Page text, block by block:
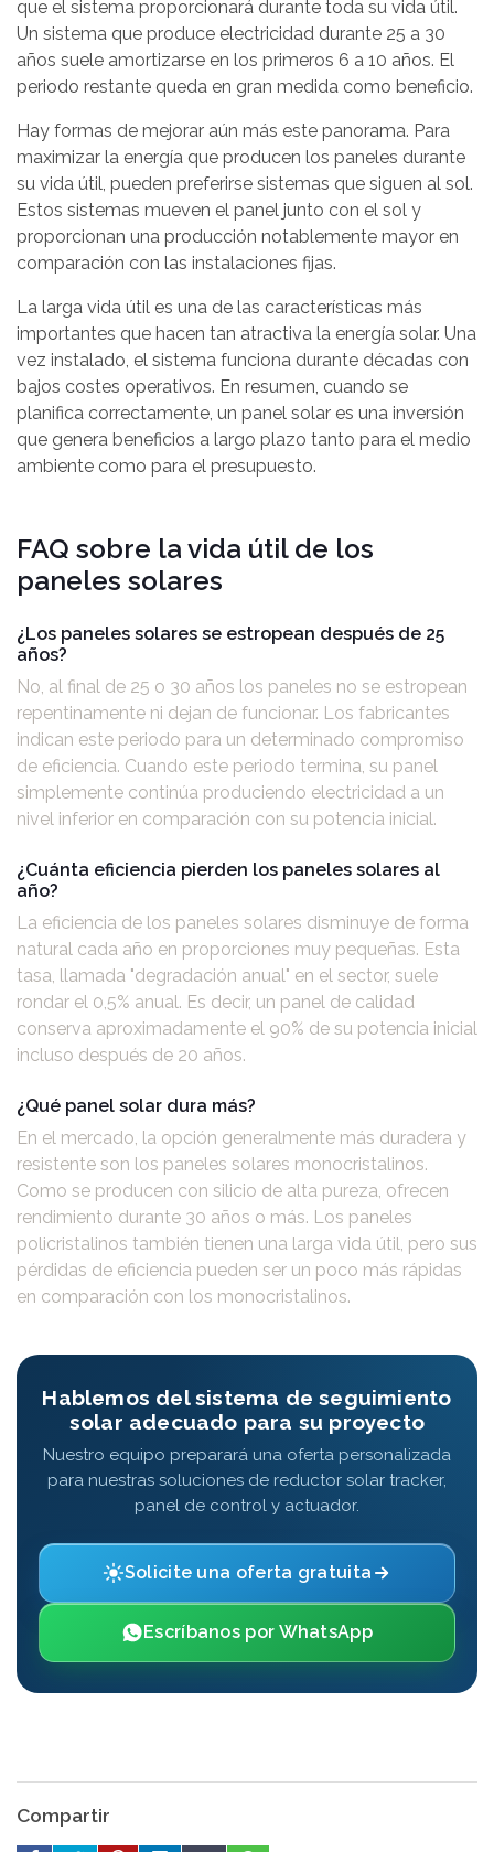
que el sistema proporcionará durante toda su vida útil.
Un sistema que produce electricidad durante 25 a 30
años suele amortizarse en los primeros 6 a 10 años. El
periodo restante queda en gran medida como beneficio.
Hay formas de mejorar aún más este panorama. Para
maximizar la energía que producen los paneles durante
su vida útil, pueden preferirse sistemas que siguen al sol.
Estos sistemas mueven el panel junto con el sol y
proporcionan una producción notablemente mayor en
comparación con las instalaciones fijas.
La larga vida útil es una de las características más
importantes que hacen tan atractiva la energía solar. Una
vez instalado, el sistema funciona durante décadas con
bajos costes operativos. En resumen, cuando se
planifica correctamente, un panel solar es una inversión
que genera beneficios a largo plazo tanto para el medio
ambiente como para el presupuesto.
FAQ sobre la vida útil de los
paneles solares
¿Los paneles solares se estropean después de 25
años?
No, al final de 25 o 30 años los paneles no se estropean
repentinamente ni dejan de funcionar. Los fabricantes
indican este periodo para un determinado compromiso
de eficiencia. Cuando este periodo termina, su panel
simplemente continúa produciendo electricidad a un
nivel inferior en comparación con su potencia inicial.
¿Cuánta eficiencia pierden los paneles solares al
año?
La eficiencia de los paneles solares disminuye de forma
natural cada año en proporciones muy pequeñas. Esta
tasa, llamada "degradación anual" en el sector, suele
rondar el 0,5% anual. Es decir, un panel de calidad
conserva aproximadamente el 90% de su potencia inicial
incluso después de 20 años.
¿Qué panel solar dura más?
En el mercado, la opción generalmente más duradera y
resistente son los paneles solares monocristalinos.
Como se producen con silicio de alta pureza, ofrecen
rendimiento durante 30 años o más. Los paneles
policristalinos también tienen una larga vida útil, pero sus
pérdidas de eficiencia pueden ser un poco más rápidas
en comparación con los monocristalinos.
Hablemos del sistema de seguimiento
solar adecuado para su proyecto
Nuestro equipo preparará una oferta personalizada
para nuestras soluciones de reductor solar tracker,
panel de control y actuador.
Solicite una oferta gratuita
Escríbanos por WhatsApp
Compartir